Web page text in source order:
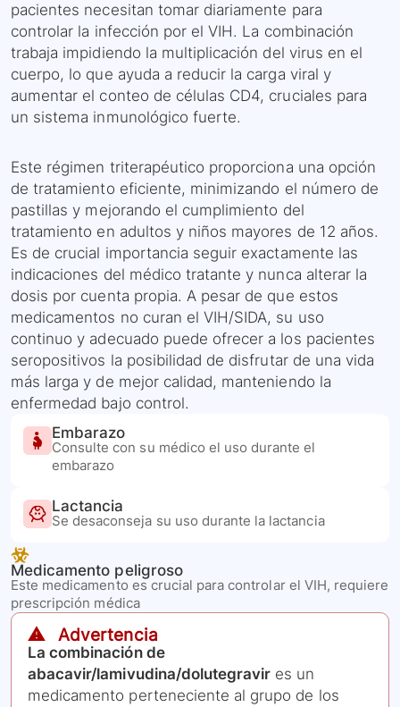
pacientes necesitan tomar diariamente para
controlar la infección por el VIH. La combinación
trabaja impidiendo la multiplicación del virus en el
cuerpo, lo que ayuda a reducir la carga viral y
aumentar el conteo de células CD4, cruciales para
un sistema inmunológico fuerte.
Este régimen triterapéutico proporciona una opción
de tratamiento eficiente, minimizando el número de
pastillas y mejorando el cumplimiento del
tratamiento en adultos y niños mayores de 12 años.
Es de crucial importancia seguir exactamente las
indicaciones del médico tratante y nunca alterar la
dosis por cuenta propia. A pesar de que estos
medicamentos no curan el VIH/SIDA, su uso
continuo y adecuado puede ofrecer a los pacientes
seropositivos la posibilidad de disfrutar de una vida
más larga y de mejor calidad, manteniendo la
enfermedad bajo control.
Embarazo
Consulte con su médico el uso durante el
embarazo
Lactancia
Se desaconseja su uso durante la lactancia
Medicamento peligroso
Este medicamento es crucial para controlar el VIH, requiere
prescripción médica
⚠️ Advertencia
La combinación de
abacavir/lamivudina/dolutegravir es un
medicamento perteneciente al grupo de los